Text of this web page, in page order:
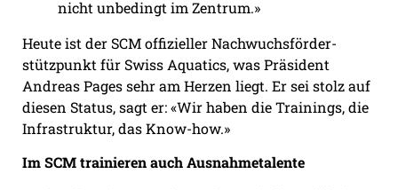
nicht unbedingt im Zentrum.»
Heute ist der SCM offizieller Nachwuchsförder-
stützpunkt für Swiss Aquatics, was Präsident
Andreas Pages sehr am Herzen liegt. Er sei stolz auf
diesen Status, sagt er: «Wir haben die Trainings, die
Infrastruktur, das Know-how.»
Im SCM trainieren auch Ausnahmetalente